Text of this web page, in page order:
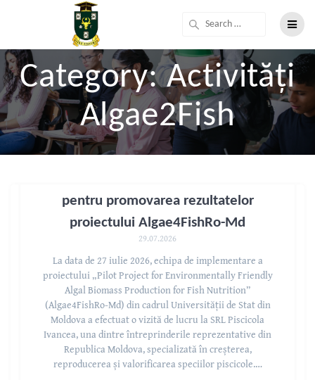
Category:Activități
Algae2Fish
pentru promovarea rezultatelor
proiectului Algae4FishRo-Md
29.07.2026
La data de 27 iulie 2026, echipa de implementare a
proiectului „Pilot Project for Environmentally Friendly
Algal Biomass Production for Fish Nutrition”
(Algae4FishRo-Md) din cadrul Universității de Stat din
Moldova a efectuat o vizită de lucru la SRL Piscicola
Ivancea, una dintre întreprinderile reprezentative din
Republica Moldova, specializată în creșterea,
reproducerea și valorificarea speciilor piscicole.…